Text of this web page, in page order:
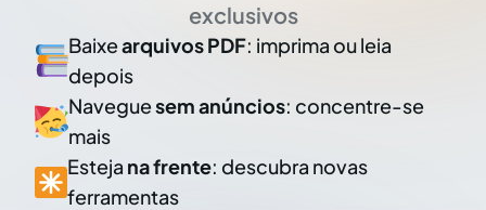
exclusivos
Baixearquivos PDF: imprima ou leia
depois
Naveguesem anúncios: concentre-se
mais
Esteja na frente: descubra novas
ferramentas